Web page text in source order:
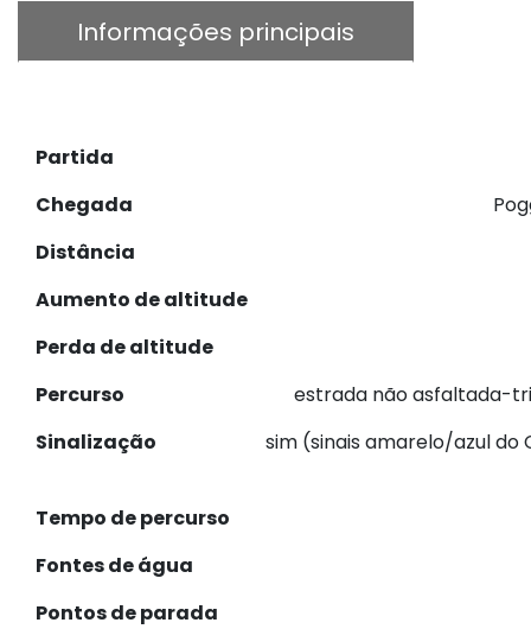
Informações principais
Partida
Chegada
Distância
Aumento de altitude
Perda de altitude
Percurso
estrada não asfaltada-
Sinalização
sim (sinais amarelo/azul do
Tempo de percurso
Fontes de água
Pontos de parada